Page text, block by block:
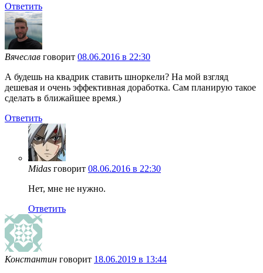
Ответить
Вячеслав говорит 08.06.2016 в 22:30
А будешь на квадрик ставить шноркели? На мой взгляд
дешевая и очень эффективная доработка. Сам планирую такое
сделать в ближайшее время.)
Ответить
Midas говорит 08.06.2016 в 22:30
Нет, мне не нужно.
Ответить
Константин говорит 18.06.2019 в 13:44